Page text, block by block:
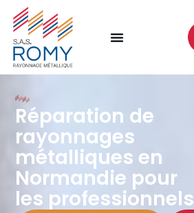
Réparation de
rayonnages
métalliques en
Normandie pour
les professionnels